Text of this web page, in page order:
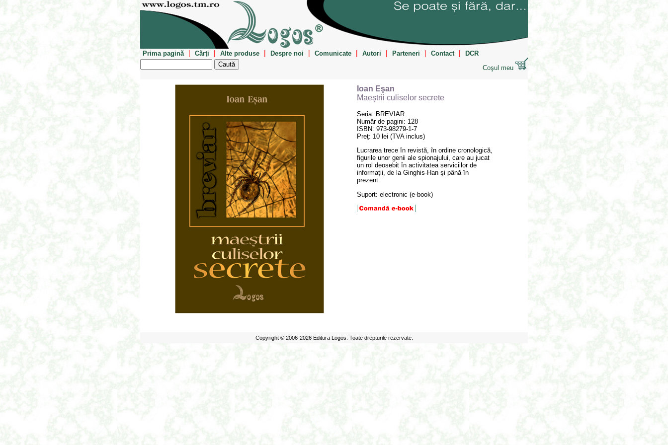
Prima pagină | Cărţi | Alte produse | Despre noi | Comunicate | Autori | Parteneri | Contact |
DCR
Coşul meu
Ioan Eşan
Maeştrii culiselor secrete
Seria: BREVIAR
Număr de pagini: 128
ISBN: 973-98279-1-7
Preţ: 10 lei (TVA inclus)
Lucrarea trece în revistă, în ordine cronologică,
figurile unor genii ale spionajului, care au jucat
un rol deosebit în activitatea serviciilor de
informaţii, de la Ginghis-Han şi până în
prezent.
Suport: electronic (e-book)
Copyright © 2006-2026 Editura Logos. Toate drepturile rezervate.